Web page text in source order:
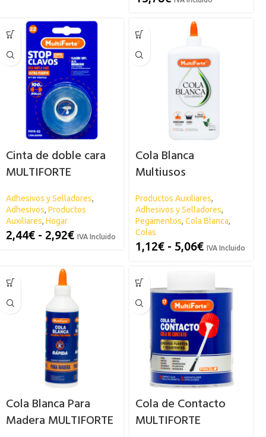
Cinta de doble cara
MULTIFORTE
Adhesivos y Selladores,
Adhesivos, Productos
Auxiliares, Hogar
2,44€ - 2,92€ IVA Incluido
Cola Blanca
Multiusos
MULTIFORTE
Productos Auxiliares,
Adhesivos y Selladores,
Pegamentos, Cola Blanca,
Colas
1,12€ - 5,06€ IVA Incluido
Cola Blanca Para
Madera MULTIFORTE
Cola de Contacto
MULTIFORTE